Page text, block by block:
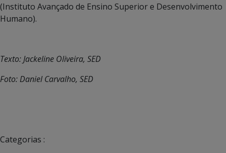
(Instituto Avançado de Ensino Superior e Desenvolvimento
Humano).
Texto: Jackeline Oliveira, SED
Foto: Daniel Carvalho, SED
Categorias :